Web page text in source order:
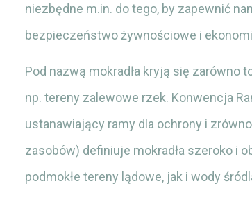
niezbędne m.in. do tego, by zapewnić
bezpieczeństwo żywnościowe i
Pod nazwą mokradła kryją się zarówno
np. tereny zalewowe rzek. Konwencja
ustanawiający ramy dla ochrony i
zasobów) definiuje mokradła szeroko i
podmokłe tereny lądowe, jak i wody